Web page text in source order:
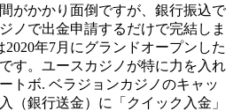
がかかり面倒ですが、銀行振込で
ノで出金申請するだけで完結しま
年7月にグランドオープンした
す。ユースカジノが特に力を入れ
トボ. ベラジョンカジノのキャッ
（銀行送金）に「クイック入金」